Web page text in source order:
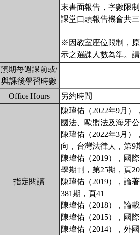
末書面報告，字數限制
課堂口頭報告機會共
※因教室座位限制，
示之選課人數為準。
預期每週課前或/
與課後學習時數
Office Hours
另約時間
指定閱讀
陳瑋佑（2022年9月
國法、歐盟法及海牙
陳瑋佑（2022年3月
向，台灣法律人，第9
陳瑋佑（2019），國
學期刊，第25期，頁
陳瑋佑（2019），論
381期，頁41
陳瑋佑（2018），論
陳瑋佑（2015），國
陳瑋佑（2014），外